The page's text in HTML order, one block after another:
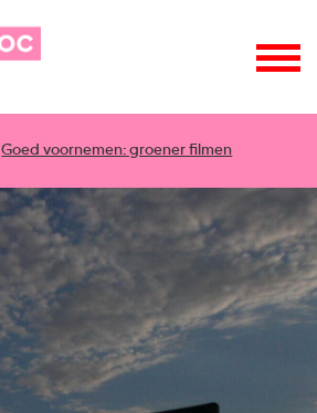
Goed voornemen: groener filmen